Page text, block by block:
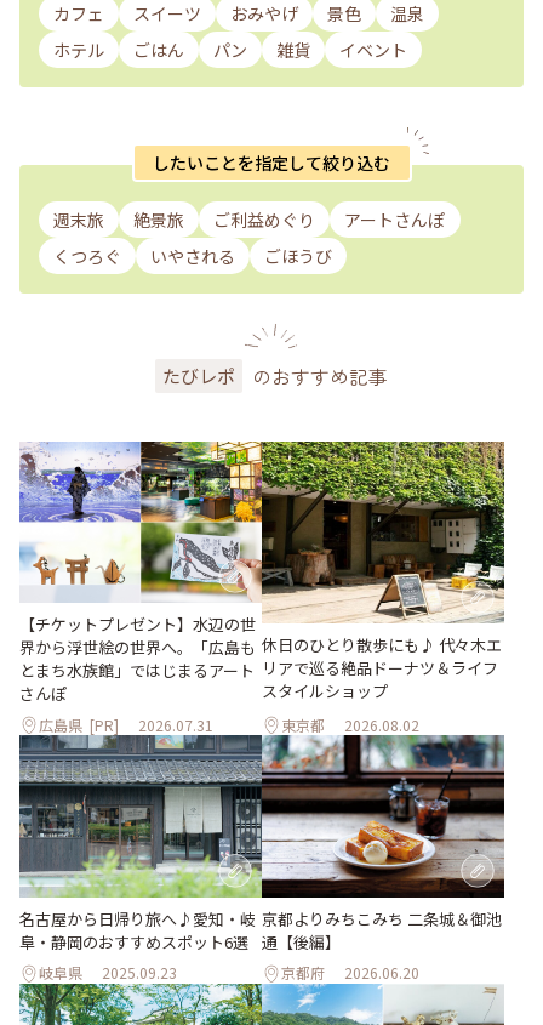
カフェ スイーツ おみやげ 景色
温泉
ホテル
ごはん パン 雑貨 イベント
したいことを指定して絞り込む
週末旅 絶景旅 ご利益めぐり
アートさんぽ
くつろぐ
いやされる ごほうび
たびレポ のおすすめ記事
【チケットプレゼント】水辺の世
界から浮世絵の世界へ。「広島も
とまち水族館」ではじまるアート
さんぽ
広島県 [PR] 2026.07.31
休日のひとり散歩にも♪ 代々木エ
リアで巡る絶品ドーナツ＆ライフ
スタイルショップ
東京都 2026.08.02
名古屋から日帰り旅へ♪愛知・岐
阜・静岡のおすすめスポット6選
岐阜県 2025.09.23
京都よりみちこみち 二条城＆御池
通【後編】
京都府 2026.06.20